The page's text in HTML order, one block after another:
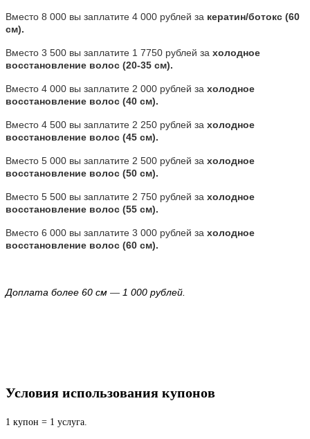
Вместо 8 000 вы заплатите 4 000 рублей за кератин/ботокс (60
см).
Вместо 3 500 вы заплатите 1 7750 рублей за холодное
восстановление волос (20-35 см).
Вместо 4 000 вы заплатите 2 000 рублей за холодное
восстановление волос (40 см).
Вместо 4 500 вы заплатите 2 250 рублей за холодное
восстановление волос (45 см).
Вместо 5 000 вы заплатите 2 500 рублей за холодное
восстановление волос (50 см).
Вместо 5 500 вы заплатите 2 750 рублей за холодное
восстановление волос (55 см).
Вместо 6 000 вы заплатите 3 000 рублей за холодное
восстановление волос (60 см).
Доплата более 60 см — 1 000 рублей.
Условия использования купонов
1 купон = 1 услуга.